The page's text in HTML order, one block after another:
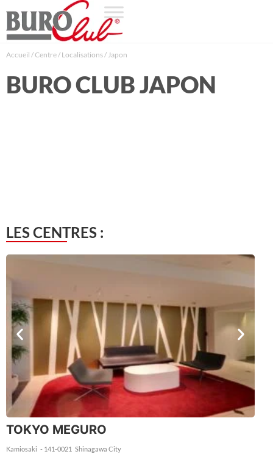
Accueil /Centre/ Localisations/Japon
BURO CLUB JAPON
LES CENTRES :
TOKYO MEGURO
Kamiosaki - 141-0021 Shinagawa City